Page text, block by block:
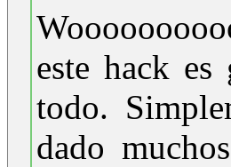
este hack
todo.
dado